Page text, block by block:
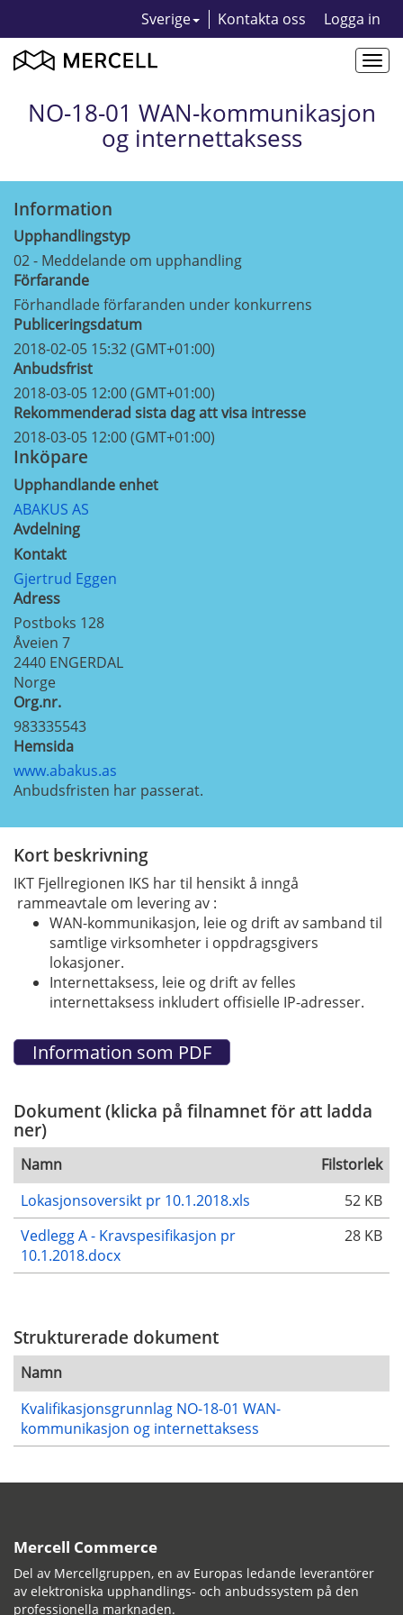
Sverige Kontakta oss Logga in
NO-18-01 WAN-kommunikasjon
og internettaksess
Information
Upphandlingstyp
02 - Meddelande om upphandling
Förfarande
Förhandlade förfaranden under konkurrens
Publiceringsdatum
2018-02-05 15:32 (GMT+01:00)
Anbudsfrist
2018-03-05 12:00 (GMT+01:00)
Rekommenderad sista dag att visa intresse
2018-03-05 12:00 (GMT+01:00)
Inköpare
Upphandlande enhet
ABAKUS AS
Avdelning
Kontakt
Gjertrud Eggen
Adress
Postboks 128
Åveien 7
2440 ENGERDAL
Norge
Org.nr.
983335543
Hemsida
www.abakus.as
Anbudsfristen har passerat.
Kort beskrivning
IKT Fjellregionen IKS har til hensikt å inngå
rammeavtale om levering av :
WAN-kommunikasjon, leie og drift av samband til
samtlige virksomheter i oppdragsgivers
lokasjoner.
Internettaksess, leie og drift av felles
internettaksess inkludert offisielle IP-adresser.
Dokument (klicka på filnamnet för att ladda
ner)
Namn
Filstorlek
Lokasjonsoversikt pr 10.1.2018.xls
52 KB
Vedlegg A - Kravspesifikasjon pr
10.1.2018.docx
28 KB
Strukturerade dokument
Namn
Kvalifikasjonsgrunnlag NO-18-01 WAN-
kommunikasjon og internettaksess
Mercell Commerce
Del av Mercellgruppen, en av Europas ledande leverantörer
av elektroniska upphandlings- och anbudssystem på den
professionella marknaden.